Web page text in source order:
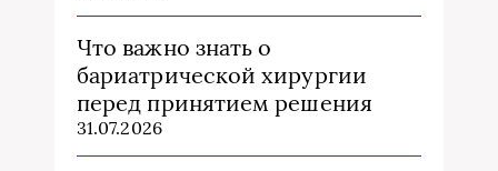
Что важно знать о
бариатрической хирургии
перед принятием решения
31.07.2026